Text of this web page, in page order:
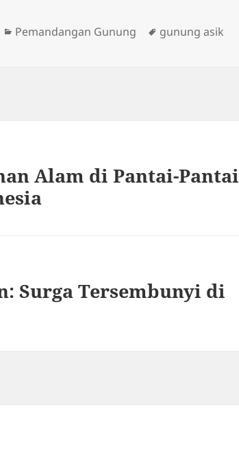
Categories
Pemandangan Gunung Tags
gunung asik
Alam di Pantai-Pantai
Surga Tersembunyi di